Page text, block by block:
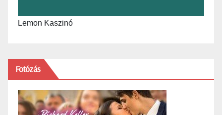
Lemon Kaszinó
Fotózás